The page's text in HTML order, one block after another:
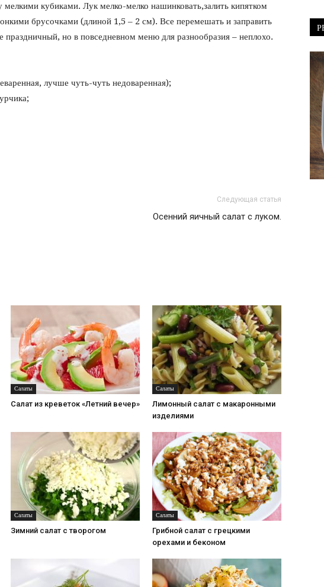
мелкими кубиками. Лук мелко-мелко нашинковать,залить кипятком
брусочками (длиной 1,5 – 2 см). Все перемешать и заправить
но в повседневном меню для разнообразия – неплохо.
лучше чуть-чуть недоваренная);
Следующая статья
Осенний яичный салат с луком.
Салаты
Салат из креветок «Летний вечер»
Салаты
Лимонный салат с макаронными
изделиями
Салаты
Зимний салат с творогом
Салаты
Грибной салат с грецкими
орехами и беконом